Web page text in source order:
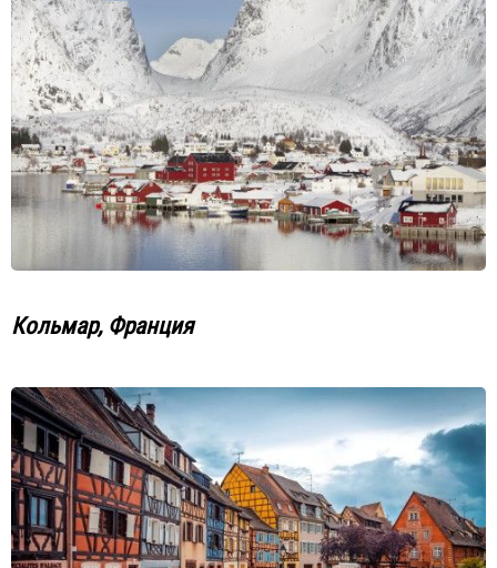
Кольмар, Франция